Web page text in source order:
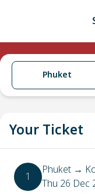
Phuket
Your Ticket
1 Phuket →
Thu 26 Dec